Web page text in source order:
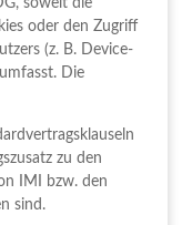
soweit die
oder den Zugriff
(z. B. Device-
Die
zu den
IMI bzw. den
sind.